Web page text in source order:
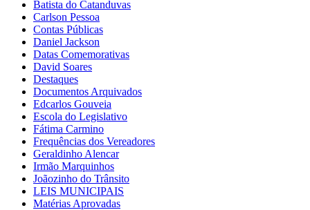
Batista do Catanduvas
Carlson Pessoa
Contas Públicas
Daniel Jackson
Datas Comemorativas
David Soares
Destaques
Documentos Arquivados
Edcarlos Gouveia
Escola do Legislativo
Fátima Carmino
Frequências dos Vereadores
Geraldinho Alencar
Irmão Marquinhos
Joãozinho do Trânsito
LEIS MUNICIPAIS
Matérias Aprovadas